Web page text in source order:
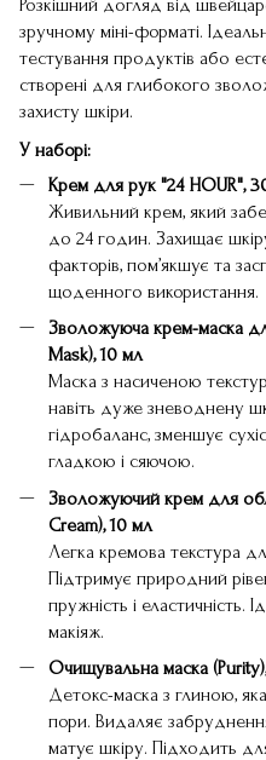
Розкішний догляд від
зручному міні-форматі.
тестування продуктів або
створені для глибокого
захисту шкіри.
У наборі:
Крем для рук "24 HOUR",
Живильний крем, який
до 24 годин. Захищає
факторів, пом’якшує та
щоденного використання.
Зволожуюча крем-маска
Mask), 10 мл
Маска з насиченою
навіть дуже зневоднену
гідробаланс, зменшує
гладкою і сяючою.
Зволожуючий крем для
Cream), 10 мл
Легка кремова текстура
Підтримує природний
пружність і еластичність.
макіяж.
Очищувальна маска
Детокс-маска з глиною,
пори. Видаляє
матує шкіру. Підходить